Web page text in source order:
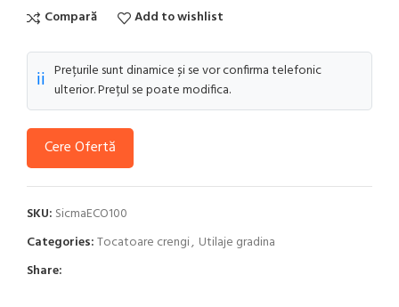
Compară Add to wishlist
ℹ️ Prețurile sunt dinamice și se vor confirma telefonic
ulterior. Prețul se poate modifica.
Cere Ofertă
SKU: SicmaECO100
Categories:Tocatoare crengi, Utilaje gradina
Share: